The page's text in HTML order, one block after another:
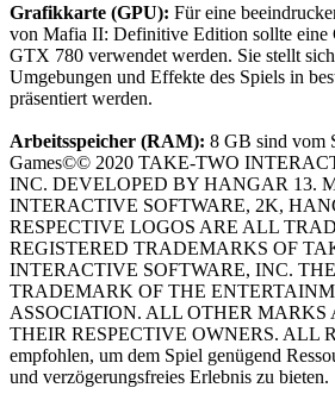
Grafikkarte (GPU): Für eine
von Mafia II: Definitive Edition sollte eine
GTX 780 verwendet werden. Sie stellt
Umgebungen und Effekte des Spiels in
präsentiert werden.
Arbeitsspeicher (RAM): 8 GB sind vom
Games©© 2020 TAKE-TWO
INC. DEVELOPED BY HANGAR 13.
INTERACTIVE SOFTWARE, 2K,
RESPECTIVE LOGOS ARE ALL
REGISTERED TRADEMARKS OF
INTERACTIVE SOFTWARE, INC.
TRADEMARK OF THE
ASSOCIATION. ALL OTHER MARKS
THEIR RESPECTIVE OWNERS. ALL
empfohlen, um dem Spiel genügend
und verzögerungsfreies Erlebnis zu bieten.